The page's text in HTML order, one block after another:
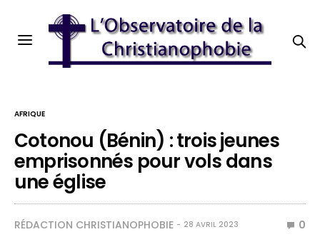
AFRIQUE
Cotonou (Bénin) : trois jeunes
emprisonnés pour vols dans
une église
RÉDACTION CHRISTIANOPHOBIE 28 AVRIL 2023 0